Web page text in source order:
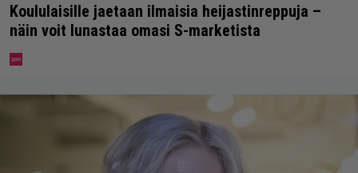
Koululaisille jaetaan ilmaisia heijastinreppuja –
näin voit lunastaa omasi S-marketista